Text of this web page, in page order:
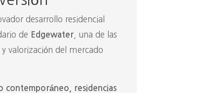
desarrollo residencial
de Edgewater, una de las
valorización del mercado
contemporáneo, residencias